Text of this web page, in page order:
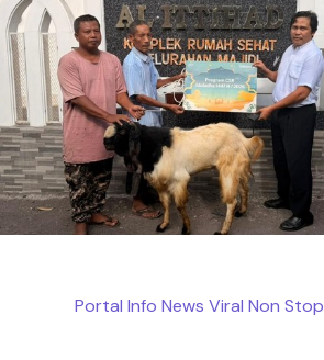
Portal Info News Viral Non Stop